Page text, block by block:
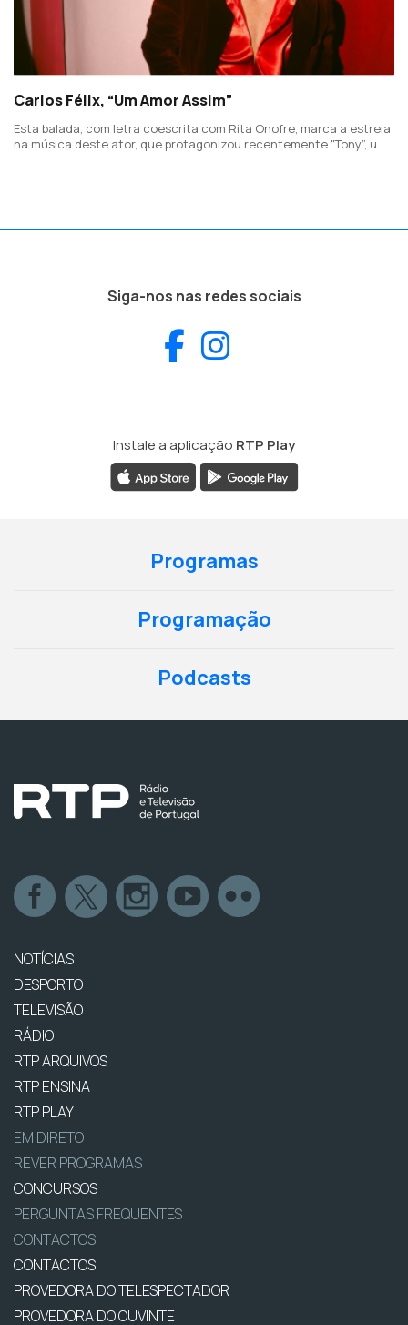
Carlos Félix, “Um Amor Assim”
Esta balada, com letra coescrita com Rita Onofre, marca a estreia
na música deste ator, que protagonizou recentemente "Tony”, uma
Siga-nos nas redes sociais
Facebook
Instale a aplicação RTP Play
Programas
Programação
Podcasts
NOTÍCIAS
DESPORTO
TELEVISÃO
RÁDIO
RTP ARQUIVOS
RTP ENSINA
RTP PLAY
EM DIRETO
REVER PROGRAMAS
CONCURSOS
PERGUNTAS FREQUENTES
CONTACTOS
CONTACTOS
PROVEDORA DO TELESPECTADOR
PROVEDORA DO OUVINTE